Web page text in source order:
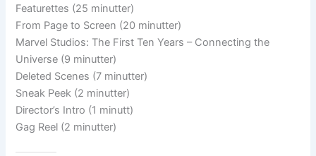
Featurettes (25 minutter)
From Page to Screen (20 minutter)
Marvel Studios: The First Ten Years – Connecting the
Universe (9 minutter)
Deleted Scenes (7 minutter)
Sneak Peek (2 minutter)
Director’s Intro (1 minutt)
Gag Reel (2 minutter)